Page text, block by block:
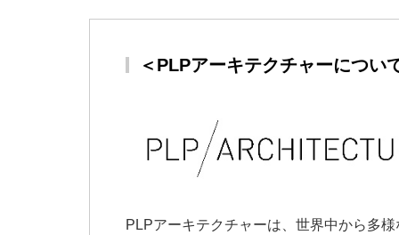
＜PLPアーキテクチャーについ
PLPアーキテクチャーは、世界中から多様